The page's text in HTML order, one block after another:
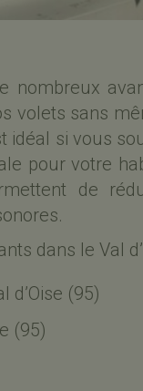
nombreux
volets sans
idéal si vous
pour votre
de
.
dans le Val
d’Oise (95)
(95)